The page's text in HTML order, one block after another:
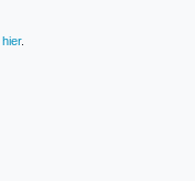
hier.